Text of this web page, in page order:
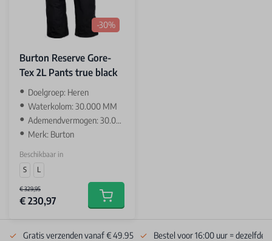
-30%
Burton Reserve Gore-
Tex 2L Pants true black
Doelgroep: Heren
Waterkolom: 30.000 MM
Ademendvermogen: 30.000 GR
Merk: Burton
Beschikbaar in
S
L
€ 329,95
€ 230,97 Add to cart
Gratis verzenden vanaf € 49.95 Bestel voor 16:00 uur = dezelfde